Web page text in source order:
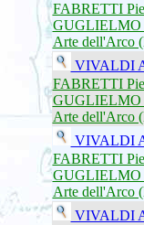
FABRETTI
GUGLIELMO
Arte dell'Arco
VIVALDI
FABRETTI
GUGLIELMO
Arte dell'Arco
VIVALDI
FABRETTI
GUGLIELMO
Arte dell'Arco
VIVALDI